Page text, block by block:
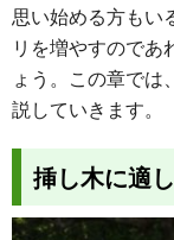
思い始める方もい
リを増やすのであ
ょう。この章では
説していきます。
挿し木に適